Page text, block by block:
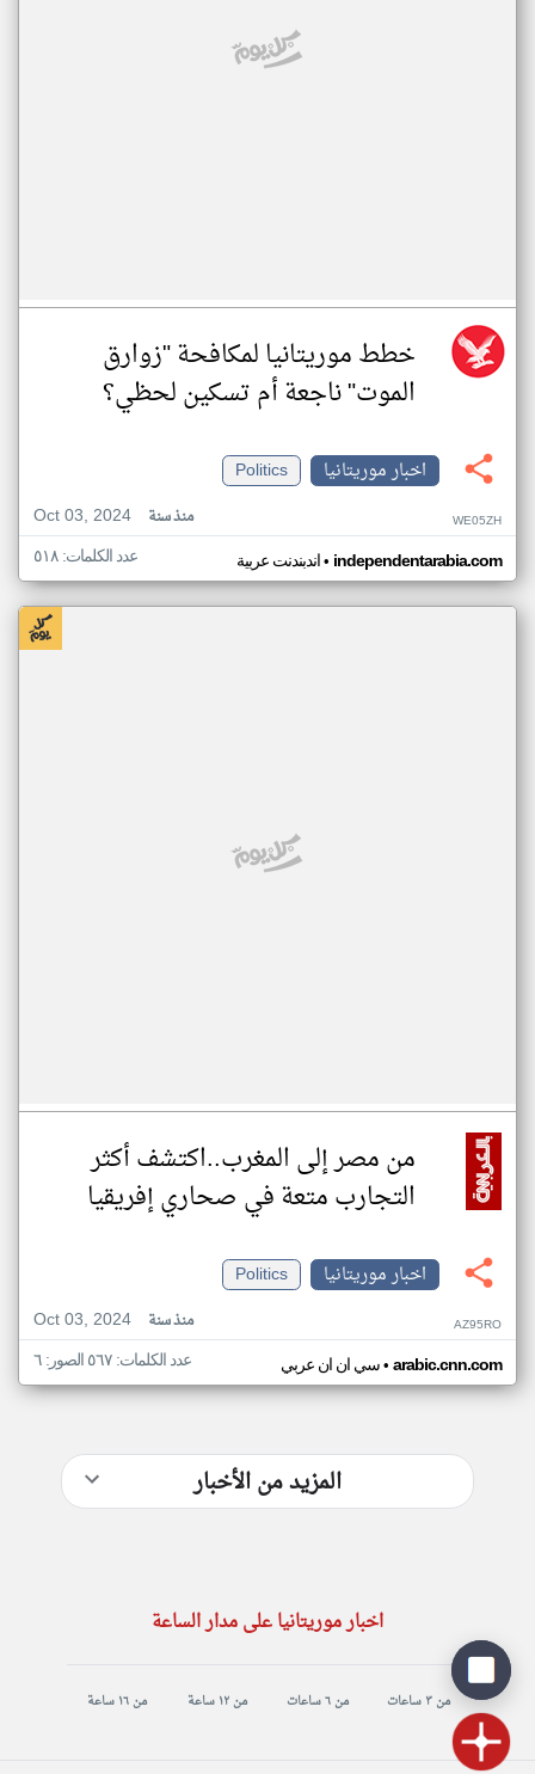
خطط موريتانيا لمكافحة "زوارق
الموت" ناجعة أم تسكين لحظي؟
اخبار موريتانيا
Politics
Oct 03, 2024
منذ سنة WE05ZH
اندبندنت عربية• independentarabia.com عدد الكلمات: ٥١٨
من مصر إلى المغرب..اكتشف أكثر
التجارب متعة في صحاري إفريقيا
اخبار موريتانيا
Politics
Oct 03, 2024
منذ سنة AZ95RO
سي ان ان عربي• arabic.cnn.com عدد الكلمات: ٥٦٧ الصور: ٦
المزيد من الأخبار
اخبار موريتانيا على مدار الساعة
من ٣ ساعات من ٦ ساعات من ١٢ ساعة من ١٦ ساعة